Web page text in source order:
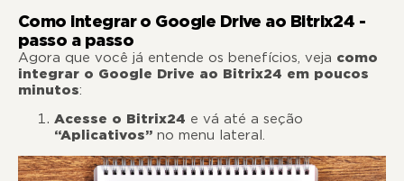
Como integrar o Google Drive ao Bitrix24 -
passo a passo
Agora que você já entende os benefícios, veja como
integrar o Google Drive ao Bitrix24 em poucos
minutos:
Acesse o Bitrix24 e vá até a seção
“Aplicativos” no menu lateral.